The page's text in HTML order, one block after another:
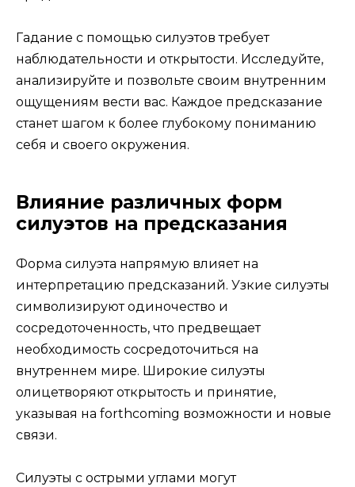
Гадание с помощью силуэтов требует
наблюдательности и открытости. Исследуйте,
анализируйте и позвольте своим внутренним
ощущениям вести вас. Каждое предсказание
станет шагом к более глубокому пониманию
себя и своего окружения.
Влияние различных форм
силуэтов на предсказания
Форма силуэта напрямую влияет на
интерпретацию предсказаний. Узкие силуэты
символизируют одиночество и
сосредоточенность, что предвещает
необходимость сосредоточиться на
внутреннем мире. Широкие силуэты
олицетворяют открытость и принятие,
указывая на forthcoming возможности и новые
связи.
Силуэты с острыми углами могут